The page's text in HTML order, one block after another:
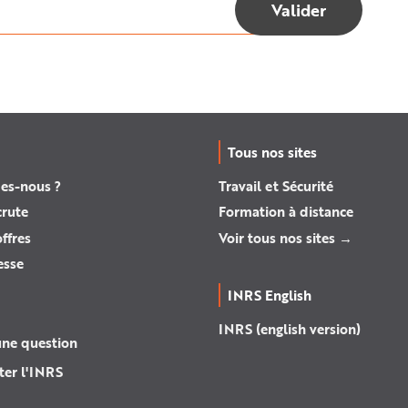
nous ?
question
l'INRS
Tous nos sites
Travail et Sécurité
Formation à distance
Voir tous nos sites →
INRS English
INRS (english version)